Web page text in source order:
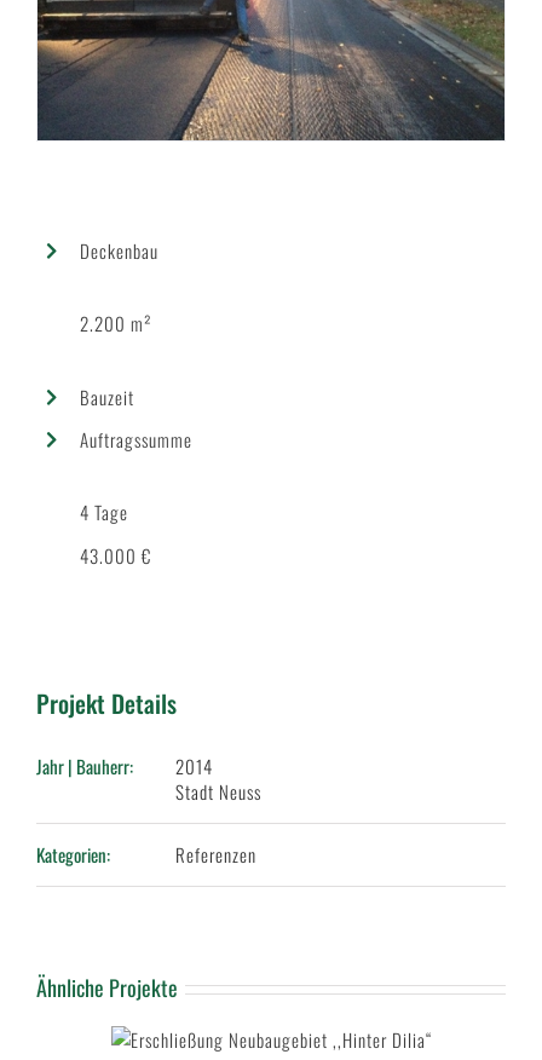
Deckenbau
2.200 m²
Bauzeit
Auftragssumme
4 Tage
43.000 €
Projekt Details
Jahr | Bauherr:
2014
Stadt Neuss
Kategorien: Referenzen
Ähnliche Projekte